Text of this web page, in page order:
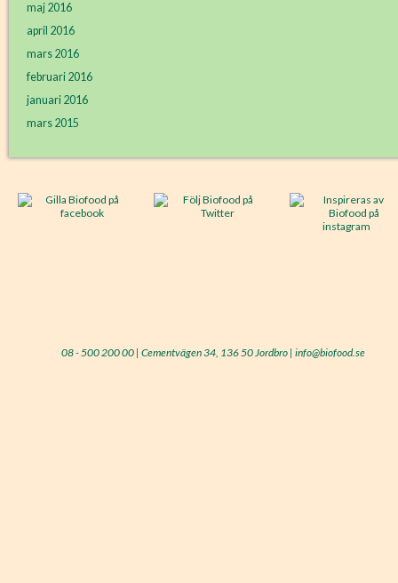
maj 2016
april 2016
mars 2016
februari 2016
januari 2016
mars 2015
08 - 500 200 00 | Cementvägen 34, 136 50 Jordbro | info@biofood.se